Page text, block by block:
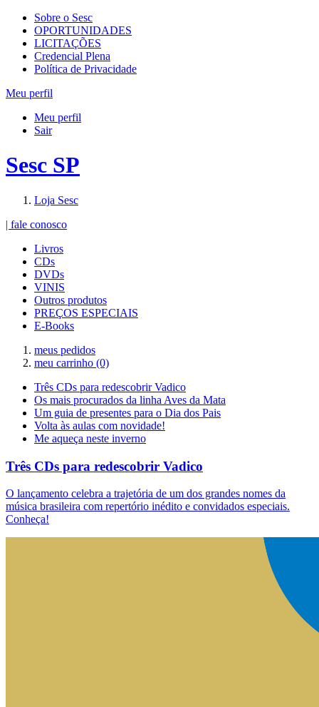
Sobre o Sesc
OPORTUNIDADES
LICITAÇÕES
Credencial Plena
Política de Privacidade
Meu perfil
Meu perfil
Sair
Sesc SP
Loja Sesc
| fale conosco
Livros
CDs
DVDs
VINIS
Outros produtos
PREÇOS ESPECIAIS
E-Books
meus pedidos
meu carrinho (0)
Três CDs para redescobrir Vadico
Os mais procurados da linha Aves da Mata
Um guia de presentes para o Dia dos Pais
Volta às aulas com novidade!
Me aqueça neste inverno
Três CDs para redescobrir Vadico
O lançamento celebra a trajetória de um dos grandes nomes da
música brasileira com repertório inédito e convidados especiais.
Conheça!